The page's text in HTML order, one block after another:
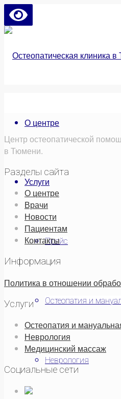
О центре
Услуги
Прайс
Остеопатия и
Неврология
Центр остеопатической
в Тюмени.
Разделы сайта
О центре
Врачи
Новости
Пациентам
Контакты
Информация
Политика в отношении
Услуги
Остеопатия и
Неврология
Медицинский массаж
Социальные сети